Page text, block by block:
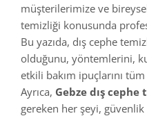
müşterilerimize ve
temizliği konusunda
Bu yazıda, dış cephe
olduğunu, yöntemlerini,
etkili bakım ipuçlarını tüm
Ayrıca, Gebze dış cephe
gereken her şeyi,